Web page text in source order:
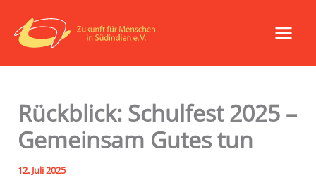
Inhalt
springen
Rückblick: Schulfest 2025 –
Gemeinsam Gutes tun
12. Juli 2025